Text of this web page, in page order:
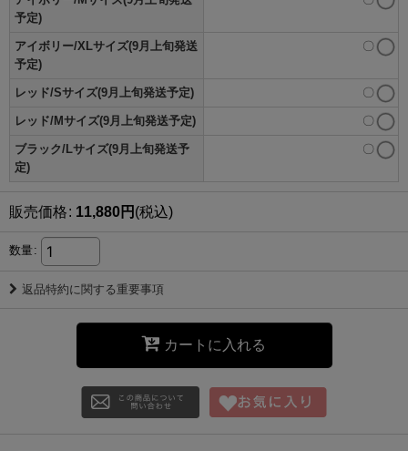
予定)
アイボリー/XLサイズ(9月上旬発送
予定)
〇
レッド/Sサイズ(9月上旬発送予定) 〇
レッド/Mサイズ(9月上旬発送予定) 〇
ブラック/Lサイズ(9月上旬発送予
定)
〇
販売価格: 11,880円 (税込)
数量:
返品特約に関する重要事項
カートに入れる